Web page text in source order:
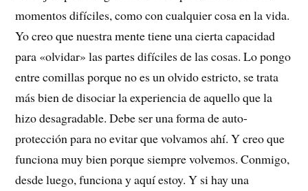
momentos difíciles, como con cualquier cosa en la vida.
Yo creo que nuestra mente tiene una cierta capacidad
para «olvidar» las partes difíciles de las cosas. Lo pongo
entre comillas porque no es un olvido estricto, se trata
más bien de disociar la experiencia de aquello que la
hizo desagradable. Debe ser una forma de auto-
protección para no evitar que volvamos ahí. Y creo que
funciona muy bien porque siempre volvemos. Conmigo,
desde luego, funciona y aquí estoy. Y si hay una